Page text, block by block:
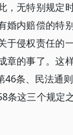
，无特别规定
婚内赔偿的特
于侵权责任的
章的事了。这
46条、民法通
条这三个规定